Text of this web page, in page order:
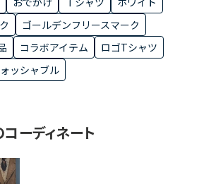
ゴールデンフリースマーク
コラボアイテム
ロゴTシャツ
ッシャブル
ーディネート